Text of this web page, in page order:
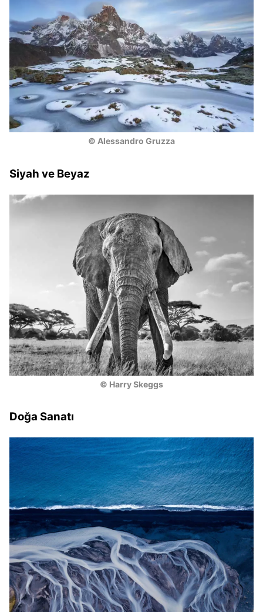
© Alessandro Gruzza
Siyah ve Beyaz
© Harry Skeggs
Doğa Sanatı